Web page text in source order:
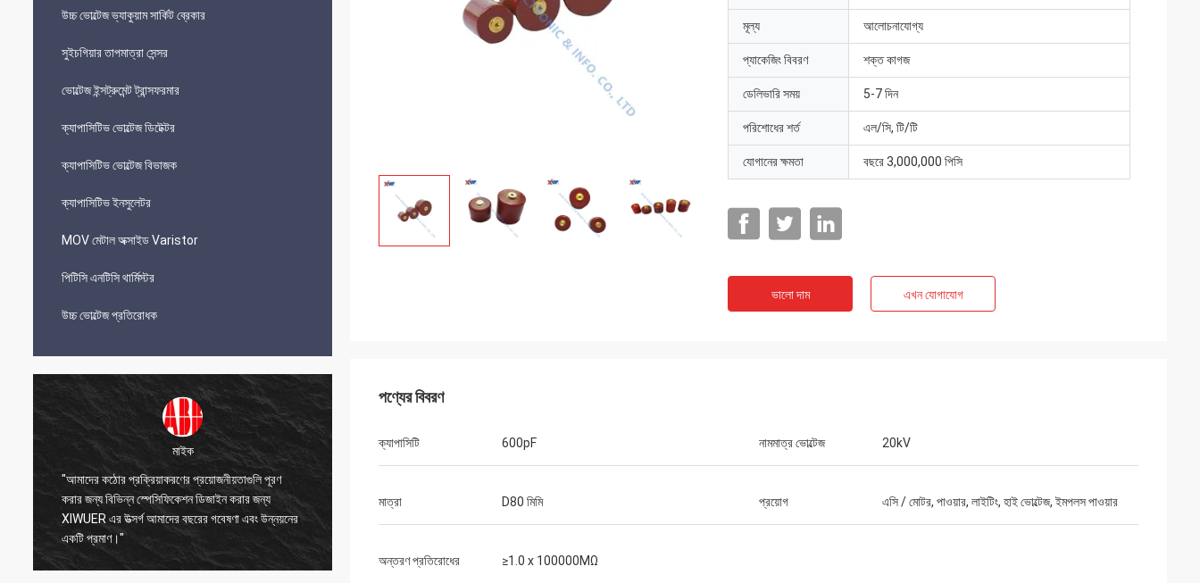
উচ্চ ভোল্টেজ ভ্যাকুয়াম সার্কিট ব্রেকার
সুইচগিয়ার তাপমাত্রা সেন্সর
ভোল্টেজ ইন্সট্রুমেন্ট ট্রান্সফরমার
ক্যাপাসিটিভ ভোল্টেজ ডিটেক্টর
ক্যাপাসিটিভ ভোল্টেজ বিভাজক
ক্যাপাসিটিভ ইনসুলেটর
MOV মেটাল অক্সাইড Varistor
পিটিসি এনটিসি থার্মিস্টর
উচ্চ ভোল্টেজ প্রতিরোধক
মাইক
"আমাদের কঠোর প্রক্রিয়াকরণের প্রয়োজনীয়তাগুলি পূরণ
করার জন্য বিভিন্ন স্পেসিফিকেশন ডিজাইন করার জন্য
XIWUER এর উত্সর্গ আমাদের বছরের গবেষণা এবং উন্নয়নের
একটি প্রমাণ।"
বিবাহ করা
"XIWUER এর চিত্তাকর্ষক গবেষণা ক্ষমতা রয়েছে এবং ভাল
প্রদান করেছে, ভবিষ্যতের দিকে তাকিয়ে আমাদের কী প্রয়োজন
হতে পারে।”
মূল্য আলোচনাযোগ্য
প্যাকেজিং বিবরণ শক্ত কাগজ
ডেলিভারি সময় 5-7 দিন
পরিশোধের শর্ত এল/সি, টি/টি
যোগানের ক্ষমতা বছরে 3,000,000 পিসি
ভালো দাম এখন যোগাযোগ
পণ্যের বিবরণ
ক্যাপাসিটি 600pF নামমাত্র ভোল্টেজ 20kV
মাত্রা D80 মিমি প্রয়োগ এসি / মোটর, পাওয়ার, লাইটিং, হাই ভোল্টেজ, ইমপলস পাওয়ার
অন্তরণ প্রতিরোধের ≥1.0 x 100000MΩ